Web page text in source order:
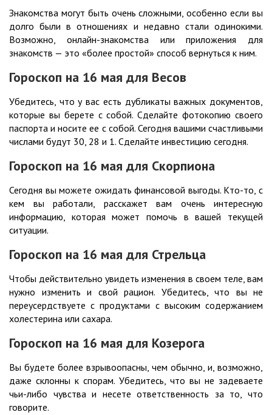
Знакомства могут быть очень сложными, особенно если вы
долго были в отношениях и недавно стали одинокими.
Возможно, онлайн-знакомства или приложения для
знакомств — это «более простой» способ вернуться к ним.
Гороскоп на 16 мая для Весов
Убедитесь, что у вас есть дубликаты важных документов,
которые вы берете с собой. Сделайте фотокопию своего
паспорта и носите ее с собой. Сегодня вашими счастливыми
числами будут 30, 28 и 1. Сделайте инвестицию сегодня.
Гороскоп на 16 мая для Скорпиона
Сегодня вы можете ожидать финансовой выгоды. Кто-то, с
кем вы работали, расскажет вам очень интересную
информацию, которая может помочь в вашей текущей
ситуации.
Гороскоп на 16 мая для Стрельца
Чтобы действительно увидеть изменения в своем теле, вам
нужно изменить и свой рацион. Убедитесь, что вы не
переусердствуете с продуктами с высоким содержанием
холестерина или сахара.
Гороскоп на 16 мая для Козерога
Вы будете более взрывоопасны, чем обычно, и, возможно,
даже склонны к спорам. Убедитесь, что вы не задеваете
чьи-либо чувства и несете ответственность за то, что
говорите.